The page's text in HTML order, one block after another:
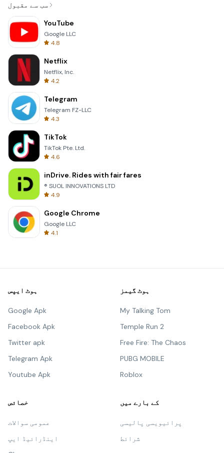
سب سے مقبول
YouTube
Google LLC
4.8
Netflix
Netflix, Inc.
4.2
Telegram
Telegram FZ-LLC
4.3
TikTok
TikTok Pte. Ltd.
4.6
inDrive. Rides with fair fares
® SUOL INNOVATIONS LTD
4.9
Google Chrome
Google LLC
4.1
ہوٹ ایپس
Google Apk
Facebook Apk
Twitter apk
Telegram Apk
Youtube Apk
ہوٹ گیمز
My Talking Tom
Temple Run 2
Free Fire: The Chaos
PUBG MOBILE
Roblox
خصائص
عمومی سوالات
اینڈرائیڈ ایپ
کے بارے میں
پرائیویسی پالیسی
شرائط